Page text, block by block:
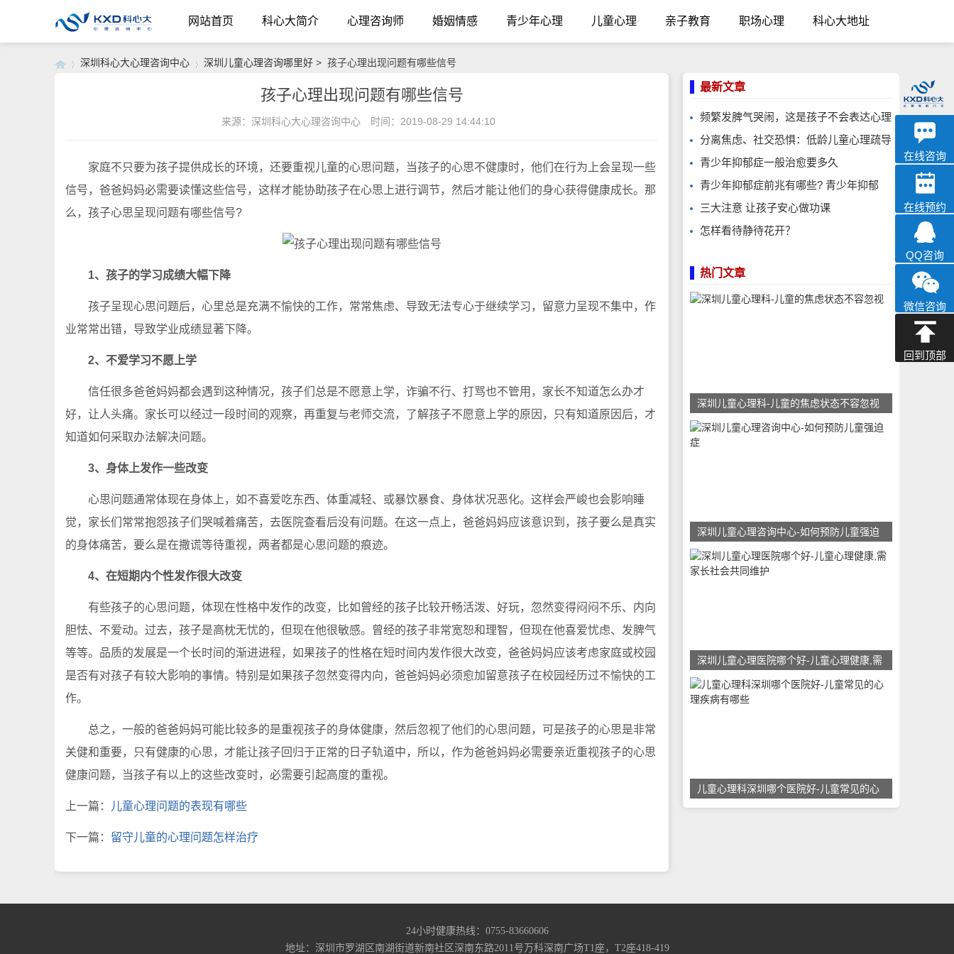
网站首页 科心大简介 心理咨询师 婚姻情感 青少年心理 儿童心理 亲子教育 职场心理 科心大地址
深圳科心大心理咨询中心 深圳儿童心理咨询哪里好 > 孩子心理出现问题有哪些信号
孩子心理出现问题有哪些信号
来源：深圳科心大心理咨询中心 时间：2019-08-29 14:44:10
家庭不只要为孩子提供成长的环境，还要重视儿童的心思问题，当孩子的心思不健康时，他们在行为上会呈现一些
信号，爸爸妈妈必需要读懂这些信号，这样才能协助孩子在心思上进行调节，然后才能让他们的身心获得健康成长。那
么，孩子心思呈现问题有哪些信号?
1、孩子的学习成绩大幅下降
孩子呈现心思问题后，心里总是充满不愉快的工作，常常焦虑、导致无法专心于继续学习，留意力呈现不集中，作
业常常出错，导致学业成绩显著下降。
2、不爱学习不愿上学
信任很多爸爸妈妈都会遇到这种情况，孩子们总是不愿意上学，诈骗不行、打骂也不管用，家长不知道怎么办才
好，让人头痛。家长可以经过一段时间的观察，再重复与老师交流，了解孩子不愿意上学的原因，只有知道原因后，才
知道如何采取办法解决问题。
3、身体上发作一些改变
心思问题通常体现在身体上，如不喜爱吃东西、体重减轻、或暴饮暴食、身体状况恶化。这样会严峻也会影响睡
觉，家长们常常抱怨孩子们哭喊着痛苦，去医院查看后没有问题。在这一点上，爸爸妈妈应该意识到，孩子要么是真实
的身体痛苦，要么是在撒谎等待重视，两者都是心思问题的痕迹。
4、在短期内个性发作很大改变
有些孩子的心思问题，体现在性格中发作的改变，比如曾经的孩子比较开畅活泼、好玩，忽然变得闷闷不乐、内向
胆怯、不爱动。过去，孩子是高枕无忧的，但现在他很敏感。曾经的孩子非常宽恕和理智，但现在他喜爱忧虑、发脾气
等等。品质的发展是一个长时间的渐进进程，如果孩子的性格在短时间内发作很大改变，爸爸妈妈应该考虑家庭或校园
是否有对孩子有较大影响的事情。特别是如果孩子忽然变得内向，爸爸妈妈必须愈加留意孩子在校园经历过不愉快的工
作。
总之，一般的爸爸妈妈可能比较多的是重视孩子的身体健康，然后忽视了他们的心思问题，可是孩子的心思是非常
关健和重要，只有健康的心思，才能让孩子回归于正常的日子轨道中，所以，作为爸爸妈妈必需要亲近重视孩子的心思
健康问题，当孩子有以上的这些改变时，必需要引起高度的重视。
上一篇： 儿童心理问题的表现有哪些
下一篇： 留守儿童的心理问题怎样治疗
最新文章
频繁发脾气哭闹，这是孩子不会表达心理
分离焦虑、社交恐惧：低龄儿童心理疏导
青少年抑郁症一般治愈要多久
青少年抑郁症前兆有哪些? 青少年抑郁
三大注意 让孩子安心做功课
怎样看待静待花开？
热门文章
深圳儿童心理科-儿童的焦虑状态不容忽视
深圳儿童心理咨询中心-如何预防儿童强迫
深圳儿童心理医院哪个好-儿童心理健康,需
儿童心理科深圳哪个医院好-儿童常见的心
24小时健康热线：0755-83660606
地址：深圳市罗湖区南湖街道新南社区深南东路2011号万科深南广场T1座，T2座418-419
优眠
心理咨询
在线咨询
在线预约
QQ咨询
微信咨询
回到顶部